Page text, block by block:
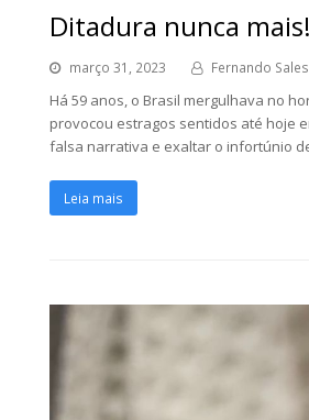
Ditadura nunca mais!
março 31, 2023 Fernando Sales
Há 59 anos, o Brasil mergulhava no
provocou estragos sentidos até hoje
falsa narrativa e exaltar o infortúnio
Leia mais